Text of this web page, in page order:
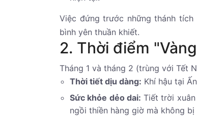
Việc đứng trước những thánh
bình yên thuần khiết.
2. Thời điểm
Tháng 1 và tháng 2 (trùng với Tết
Thời tiết dịu dàng: Khí hậu tại
Sức khỏe dẻo dai: Tiết trời
ngồi thiền hàng giờ mà không